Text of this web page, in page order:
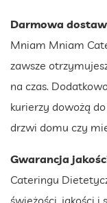
Darmowa
Mniam Mniam
zawsze
na czas.
kurierzy dowożą
drzwi domu czy
Gwarancja
Cateringu
świeżości, jakości i